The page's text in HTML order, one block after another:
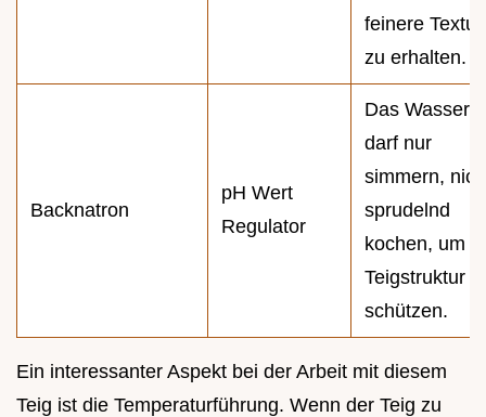
feinere Textur
zu erhalten.
Backnatron
pH Wert
Regulator
Das Wasser
darf nur
simmern,
sprudelnd
kochen, um
Teigstruktur
schützen.
Ein interessanter Aspekt bei der Arbeit mit diesem
Teig ist die Temperaturführung. Wenn der Teig zu